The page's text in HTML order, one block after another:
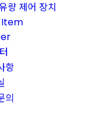
량 제어 장치
Item
항
의